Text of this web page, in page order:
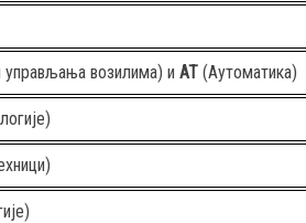
возилима) и АТ(Аутоматика)